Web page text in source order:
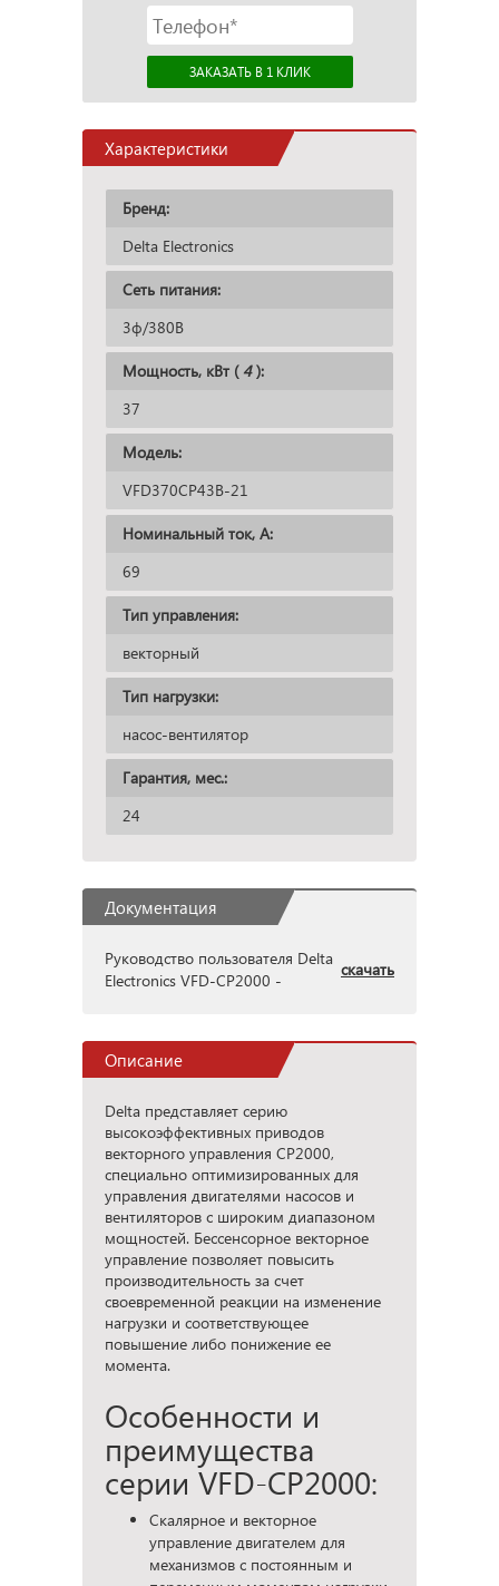
Характеристики
Бренд:
Delta Electronics
Сеть питания:
3ф/380В
Мощность, кВт (4):
37
Модель:
VFD370CP43B-21
Номинальный ток, А:
69
Тип управления:
векторный
Тип нагрузки:
насос-вентилятор
Гарантия, мес.:
24
Документация
Руководство пользователя Delta
Electronics VFD-CP2000 -
скачать
Описание
Delta представляет серию
высокоэффективных приводов
векторного управления CP2000,
специально оптимизированных для
управления двигателями насосов и
вентиляторов с широким диапазоном
мощностей. Бессенсорное векторное
управление позволяет повысить
производительность за счет
своевременной реакции на изменение
нагрузки и соответствующее
повышение либо понижение ее
момента.
Особенности и
преимущества
серии VFD-CP2000:
Скалярное и векторное
управление двигателем для
механизмов с постоянным и